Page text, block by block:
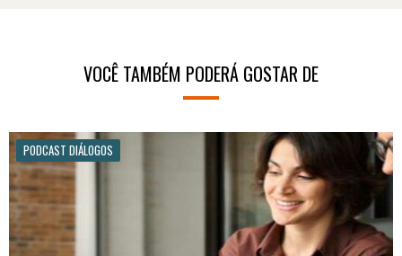
VOCÊ TAMBÉM PODERÁ GOSTAR DE
PODCAST DIÁLOGOS